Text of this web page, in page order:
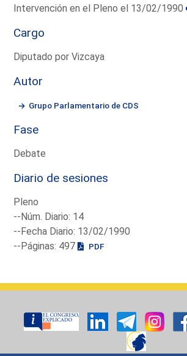
Intervención en el Pleno el 13/02/1990
Cargo
Diputado por Vizcaya
Autor
Grupo Parlamentario de CDS
Fase
Debate
Diario de sesiones
Pleno
--Núm. Diario: 14
--Fecha Diario: 13/02/1990
--Páginas: 497
PDF